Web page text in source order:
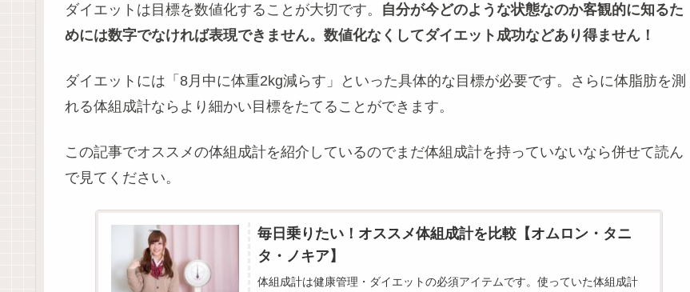
ダイエットは目標を数値化することが大切です。 自分が今どのような状態なのか客観的に知るた
めには数字でなければ表現できません。数値化なくしてダイエット成功などあり得ません！
ダイエットには「8月中に体重2kg減らす」といった具体的な目標が必要です。さらに体脂肪を測
れる体組成計ならより細かい目標をたてることができます。
この記事でオススメの体組成計を紹介しているのでまだ体組成計を持っていないなら併せて読ん
で見てください。
毎日乗りたい！オススメ体組成計を比較【オムロン・タニ
タ・ノキア】
体組成計は健康管理・ダイエットの必須アイテムです。使っていた体組成計